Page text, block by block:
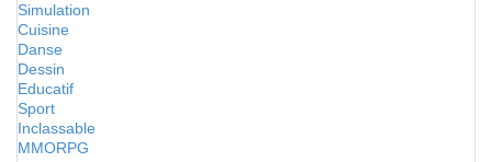
Simulation
Cuisine
Danse
Dessin
Educatif
Sport
Inclassable
MMORPG